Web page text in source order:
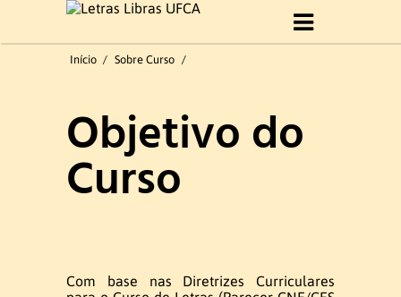
Histórico
Objetivo do Curso
Formatura 2019.1
Início / Sobre Curso /
Objetivo do
Curso
Com base nas Diretrizes Curriculares